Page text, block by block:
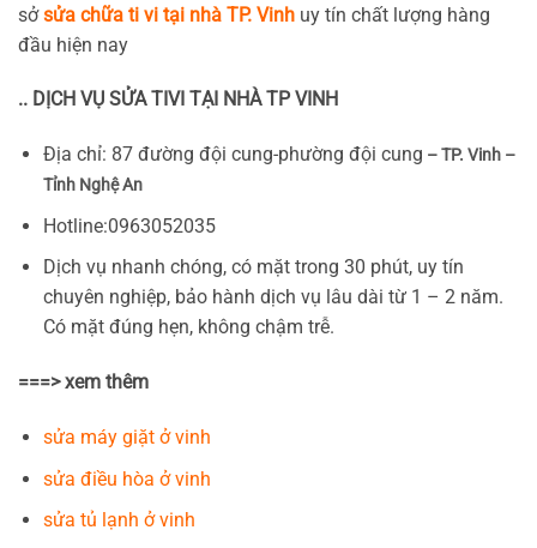
sởsửa chữa ti vi tại nhà TP. Vinh uy tín chất lượng hàng
đầu hiện nay
.. DỊCH VỤ SỬA TIVI TẠI NHÀ TP VINH
Địa chỉ: 87 đường đội cung-phường đội cung – TP. Vinh –
Tỉnh Nghệ An
Hotline:0963052035
Dịch vụ nhanh chóng, có mặt trong 30 phút, uy tín
chuyên nghiệp, bảo hành dịch vụ lâu dài từ 1 – 2 năm.
Có mặt đúng hẹn, không chậm trễ.
===> xem thêm
sửa máy giặt ở vinh
sửa điều hòa ở vinh
sửa tủ lạnh ở vinh